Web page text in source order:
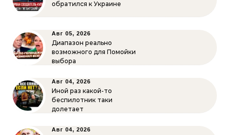
обратился к Украине
Авг 05, 2026
Диапазон реально
возможного для Помойки
выбора
Авг 04, 2026
Иной раз какой-то
беспилотник таки
долетает
Авг 04, 2026